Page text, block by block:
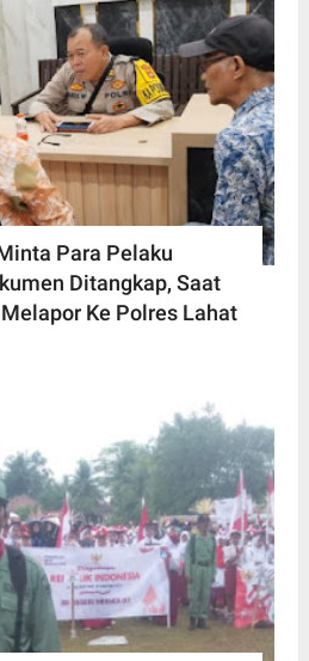
Para Pelaku
Ditangkap, Saat
Ke Polres Lahat